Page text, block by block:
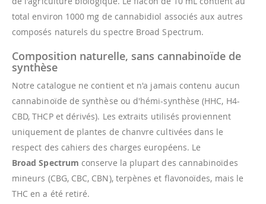
total environ 1000 mg de cannabidiol associés aux autres
composés naturels du spectre Broad Spectrum.
Composition naturelle, sans cannabinoïde de
synthèse
Notre catalogue ne contient et n'a jamais contenu aucun
cannabinoïde de synthèse ou d'hémi-synthèse (HHC, H4-
CBD, THCP et dérivés). Les extraits utilisés proviennent
uniquement de plantes de chanvre cultivées dans le
respect des cahiers des charges européens. Le
Broad Spectrum conserve la plupart des cannabinoïdes
mineurs (CBG, CBC, CBN), terpènes et flavonoïdes, mais le
THC en a été retiré.